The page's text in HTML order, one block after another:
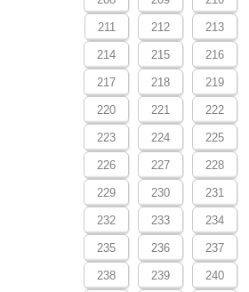
211 212 213
214 215 216
217 218 219
220 221 222
223 224 225
226 227 228
229 230 231
232 233 234
235 236 237
238 239 240